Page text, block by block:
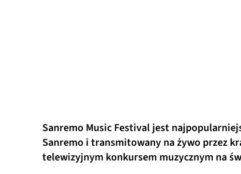
Sanremo Music Festival jest
Sanremo i transmitowany na żywo przez
telewizyjnym konkursem muzycznym na